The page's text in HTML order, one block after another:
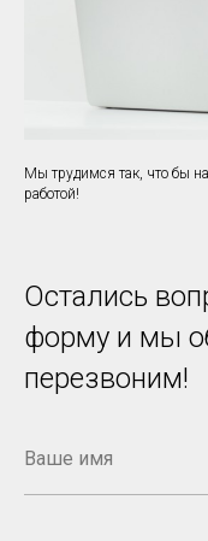
Мы трудимся так, что бы
работой!
Остались
форму и мы
перезвоним!